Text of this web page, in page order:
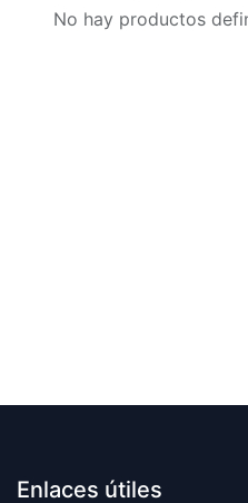
No hay productos
Enlaces útiles